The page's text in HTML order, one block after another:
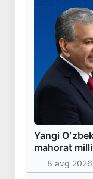
Yangi
mahorat
8 avg